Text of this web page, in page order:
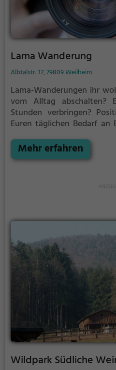
Lama Wanderung
Albtalstr. 17, 79809 Weilheim
Lama-Wanderungen ihr
vom Alltag abschalten?
Stunden verbringen?
Euren täglichen Bedarf an
wandern gehen?
Mehr erfahren
Wildpark Südliche